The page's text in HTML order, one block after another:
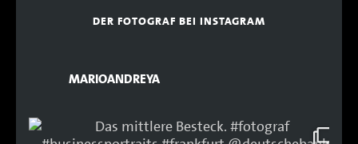
DER FOTOGRAF BEI INSTAGRAM
MARIOANDREYA